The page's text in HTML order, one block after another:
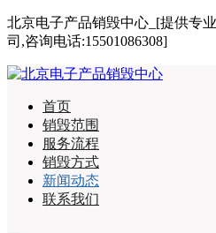
北京电子产品销毁中心_[提供专
司,咨询电话:15501086308]
首页
销毁范围
服务流程
销毁方式
新闻动态
联系我们